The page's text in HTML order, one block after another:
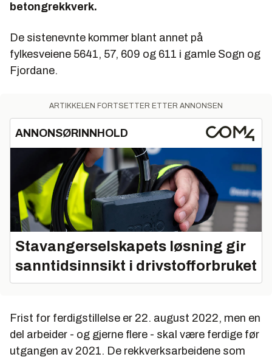
betongrekkverk.
De sistenevnte kommer blant annet på
fylkesveiene 5641, 57, 609 og 611 i gamle Sogn og
Fjordane.
ARTIKKELEN FORTSETTER ETTER ANNONSEN
ANNONSØRINNHOLD
Stavangerselskapets løsning gir
sanntidsinnsikt i drivstofforbruket
Frist for ferdigstillelse er 22. august 2022, men en
del arbeider - og gjerne flere - skal være ferdige før
utgangen av 2021. De rekkverksarbeidene som